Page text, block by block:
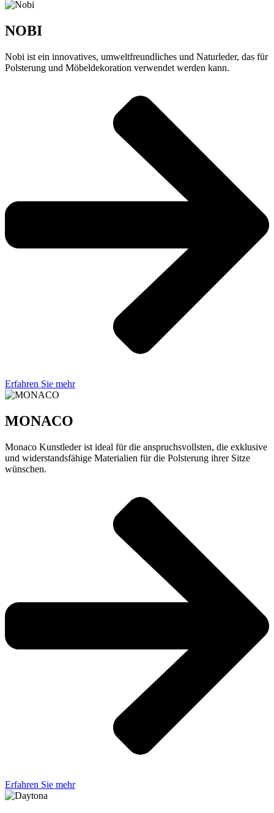
NOBI
Nobi ist ein innovatives, umweltfreundliches und Naturleder, das für
Polsterung und Möbeldekoration verwendet werden kann.
Erfahren Sie mehr
MONACO
Monaco Kunstleder ist ideal für die anspruchsvollsten, die exklusive
und widerstandsfähige Materialien für die Polsterung ihrer Sitze
wünschen.
Erfahren Sie mehr